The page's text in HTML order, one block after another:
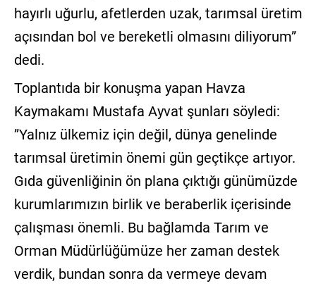
hayırlı uğurlu, afetlerden uzak, tarımsal üretim
açısından bol ve bereketli olmasını diliyorum”
dedi.
Toplantıda bir konuşma yapan Havza
Kaymakamı Mustafa Ayvat şunları söyledi:
”Yalnız ülkemiz için değil, dünya genelinde
tarımsal üretimin önemi gün geçtikçe artıyor.
Gıda güvenliğinin ön plana çıktığı günümüzde
kurumlarımızın birlik ve beraberlik içerisinde
çalışması önemli. Bu bağlamda Tarım ve
Orman Müdürlüğümüze her zaman destek
verdik, bundan sonra da vermeye devam